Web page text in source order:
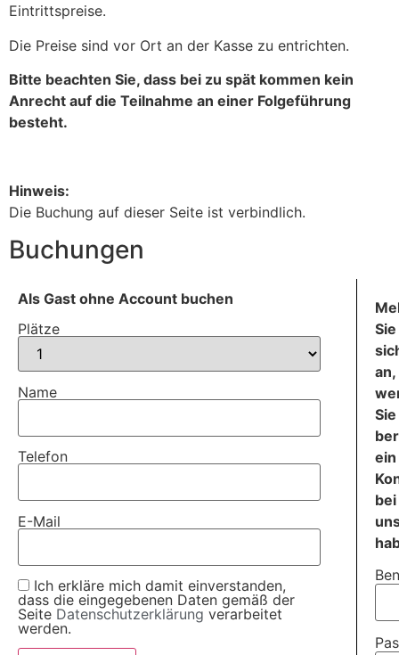
Eintrittspreise.
Die Preise sind vor Ort an der Kasse zu entrichten.
Bitte beachten Sie, dass bei zu spät kommen kein
Anrecht auf die Teilnahme an einer Folgeführung
besteht.
Hinweis:
Die Buchung auf dieser Seite ist verbindlich.
Buchungen
Als Gast ohne Account buchen
Plätze
Name
Telefon
E-Mail
Ich erkläre mich damit einverstanden,
dass die eingegebenen Daten gemäß der
Seite Datenschutzerklärung verarbeitet
werden.
Sie
an,
Sie
ein
bei